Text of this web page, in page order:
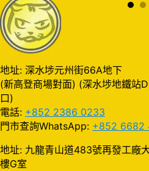
地址: 深水埗元州街66A地下
(新高登商場對面) (深水埗地鐵站
口)
電話: +852 2386 0233
門市查詢WhatsApp: +852 6682
地址: 九龍青山道483號再發工廠
樓G室